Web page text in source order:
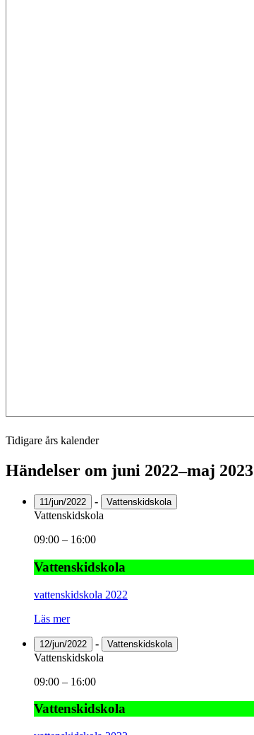
Tidigare års kalender
Händelser om juni 2022–maj 2023
11/jun/2022 - Vattenskidskola
Vattenskidskola
09:00 – 16:00
Vattenskidskola
vattenskidskola 2022
Läs mer
12/jun/2022 - Vattenskidskola
Vattenskidskola
09:00 – 16:00
Vattenskidskola